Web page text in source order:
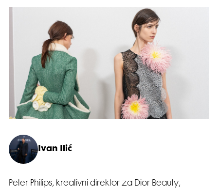
Ivan Ilić
Peter Philips, kreativni direktor za Dior Beauty,